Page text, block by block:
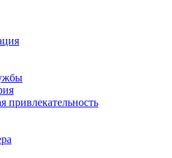
привлекательность